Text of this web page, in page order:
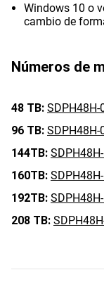
Windows 10 o
cambio de
Números de
48 TB: SDPH48H-
96 TB: SDPH48H-
144TB:
160TB:
192TB:
208 TB: